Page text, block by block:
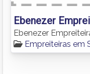
Ebenezer
Ebenezer
Empreiteiras em